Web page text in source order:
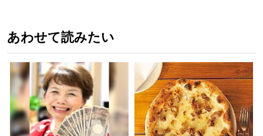
あわせて読みたい